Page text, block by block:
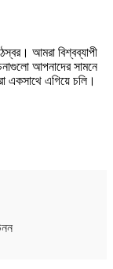
আমরা বিশ্বব্যাপী
আপনাদের সামনে
একসাথে এগিয়ে চলি।